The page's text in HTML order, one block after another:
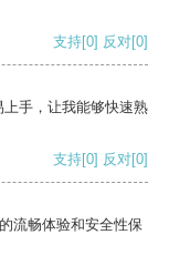
支持[0] 反对[0]
手，让我能够快速熟
支持[0] 反对[0]
流畅体验和安全性保